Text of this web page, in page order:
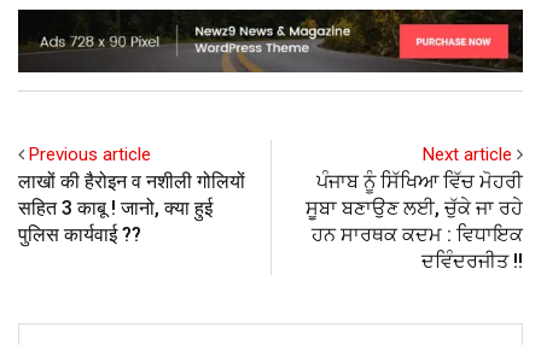
Previous article
लाखों की हैरोइन व नशीली गोलियों
सहित 3 काबू ! जानो, क्या हुई
पुलिस कार्यवाई ??
Next article
ਪੰਜਾਬ ਨੂੰ ਸਿੱਖਿਆ ਵਿੱਚ ਮੋਹਰੀ
ਸੂਬਾ ਬਣਾਉਣ ਲਈ, ਚੁੱਕੇ ਜਾ ਰਹੇ
ਹਨ ਸਾਰਥਕ ਕਦਮ : ਵਿਧਾਇਕ
ਦਵਿੰਦਰਜੀਤ !!